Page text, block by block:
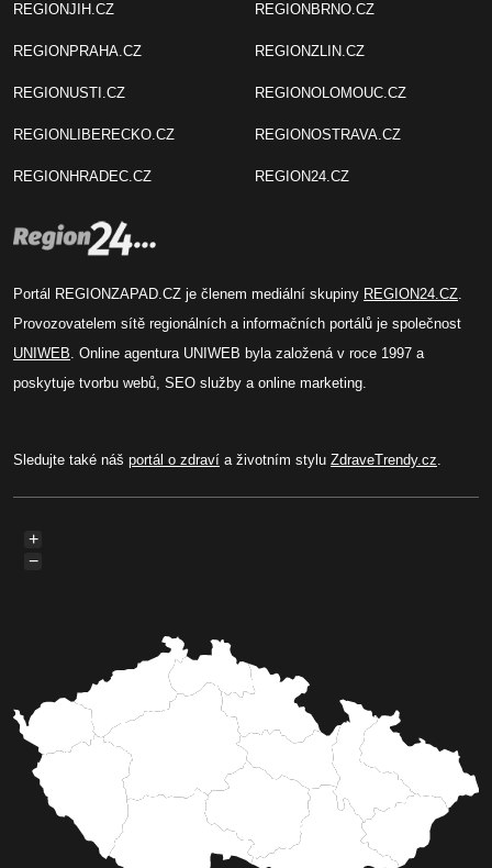
REGIONJIH.CZ
REGIONPRAHA.CZ
REGIONUSTI.CZ
REGIONLIBERECKO.CZ
REGIONHRADEC.CZ
REGIONBRNO.CZ
REGIONZLIN.CZ
REGIONOLOMOUC.CZ
REGIONOSTRAVA.CZ
REGION24.CZ
Portál REGIONZAPAD.CZ je členem mediální skupiny REGION24.CZ.
Provozovatelem sítě regionálních a informačních portálů je společnost
UNIWEB. Online agentura UNIWEB byla založená v roce 1997 a
poskytuje tvorbu webů, SEO služby a online marketing.
Sledujte také náš portál o zdraví a životním stylu ZdraveTrendy.cz.
+
−